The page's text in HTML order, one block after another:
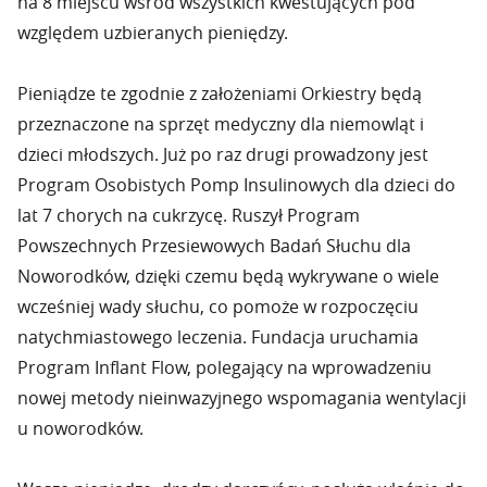
względem uzbieranych pieniędzy.
Pieniądze te zgodnie z założeniami Orkiestry będą
przeznaczone na sprzęt medyczny dla niemowląt i
dzieci młodszych. Już po raz drugi prowadzony jest
Program Osobistych Pomp Insulinowych dla dzieci do
lat 7 chorych na cukrzycę. Ruszył Program
Powszechnych Przesiewowych Badań Słuchu dla
Noworodków, dzięki czemu będą wykrywane o wiele
wcześniej wady słuchu, co pomoże w rozpoczęciu
natychmiastowego leczenia. Fundacja uruchamia
Program Inflant Flow, polegający na wprowadzeniu
nowej metody nieinwazyjnego wspomagania wentylacji
u noworodków.